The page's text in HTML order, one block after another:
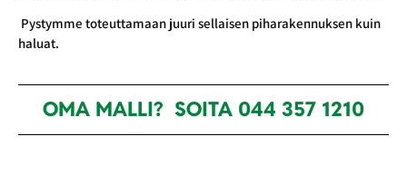
Pystymme toteuttamaan juuri sellaisen piharakennuksen kuin
haluat.
OMA MALLI? SOITA 044 357 1210